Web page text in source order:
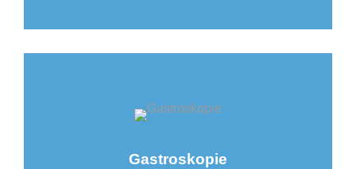
Gastroskopie